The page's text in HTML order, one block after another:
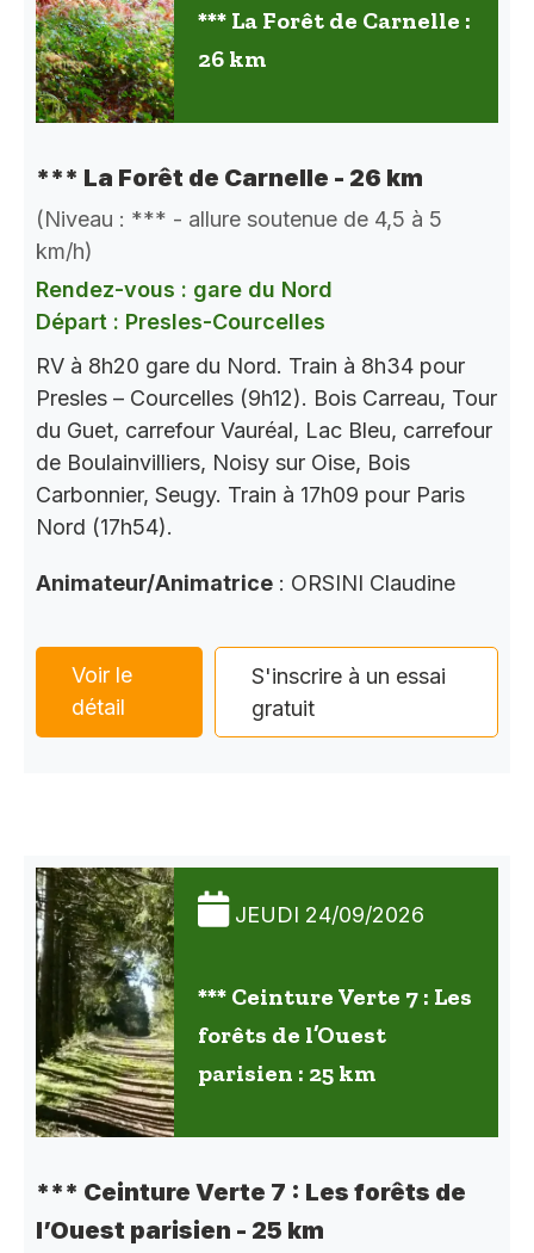
*** La Forêt de Carnelle :
26 km
*** La Forêt de Carnelle - 26 km
(Niveau : *** - allure soutenue de 4,5 à 5
km/h)
Rendez-vous : gare du Nord
Départ : Presles-Courcelles
RV à 8h20 gare du Nord. Train à 8h34 pour
Presles – Courcelles (9h12). Bois Carreau, Tour
du Guet, carrefour Vauréal, Lac Bleu, carrefour
de Boulainvilliers, Noisy sur Oise, Bois
Carbonnier, Seugy. Train à 17h09 pour Paris
Nord (17h54).
Animateur/Animatrice : ORSINI Claudine
Voir le
détail
S'inscrire à un essai
gratuit
JEUDI 24/09/2026
*** Ceinture Verte 7 : Les
forêts de l’Ouest
parisien : 25 km
*** Ceinture Verte 7 : Les forêts de
l’Ouest parisien - 25 km